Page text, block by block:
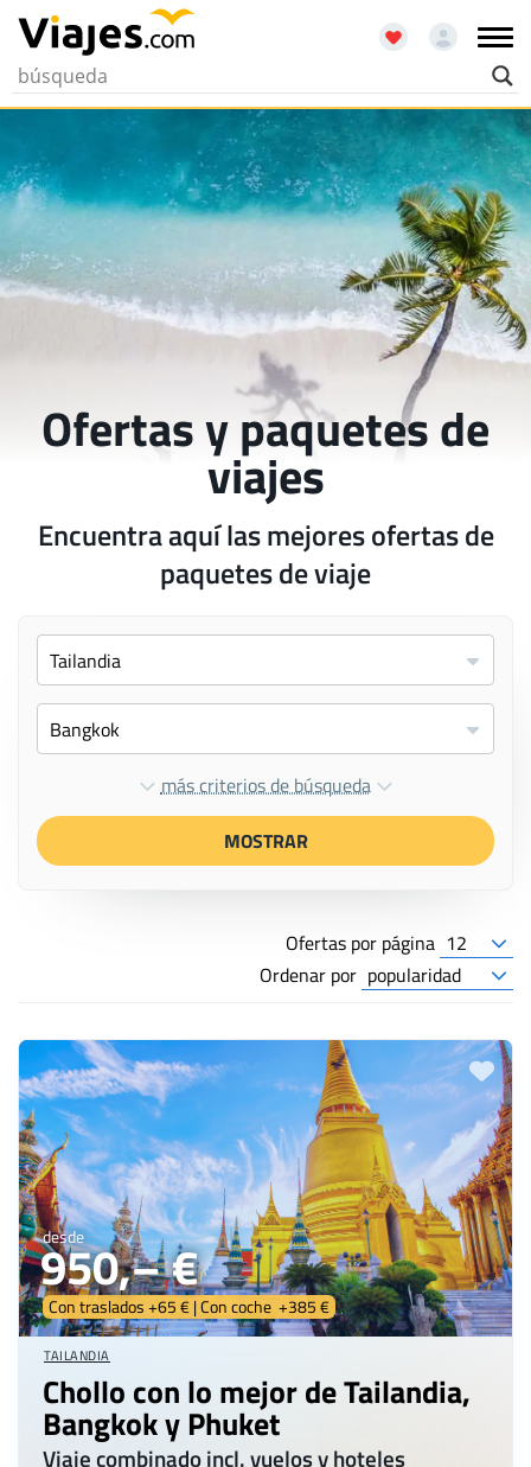
Ofertas y paquetes de
viajes
Encuentra aquí las mejores ofertas de
paquetes de viaje
más criterios de búsqueda
MOSTRAR
Ofertas por página
Ordenar por
desde
950,– €
Con traslados +65 € | Con coche +385 €
TAILANDIA
Chollo con lo mejor de Tailandia,
Bangkok y Phuket
Viaje combinado incl. vuelos y hoteles